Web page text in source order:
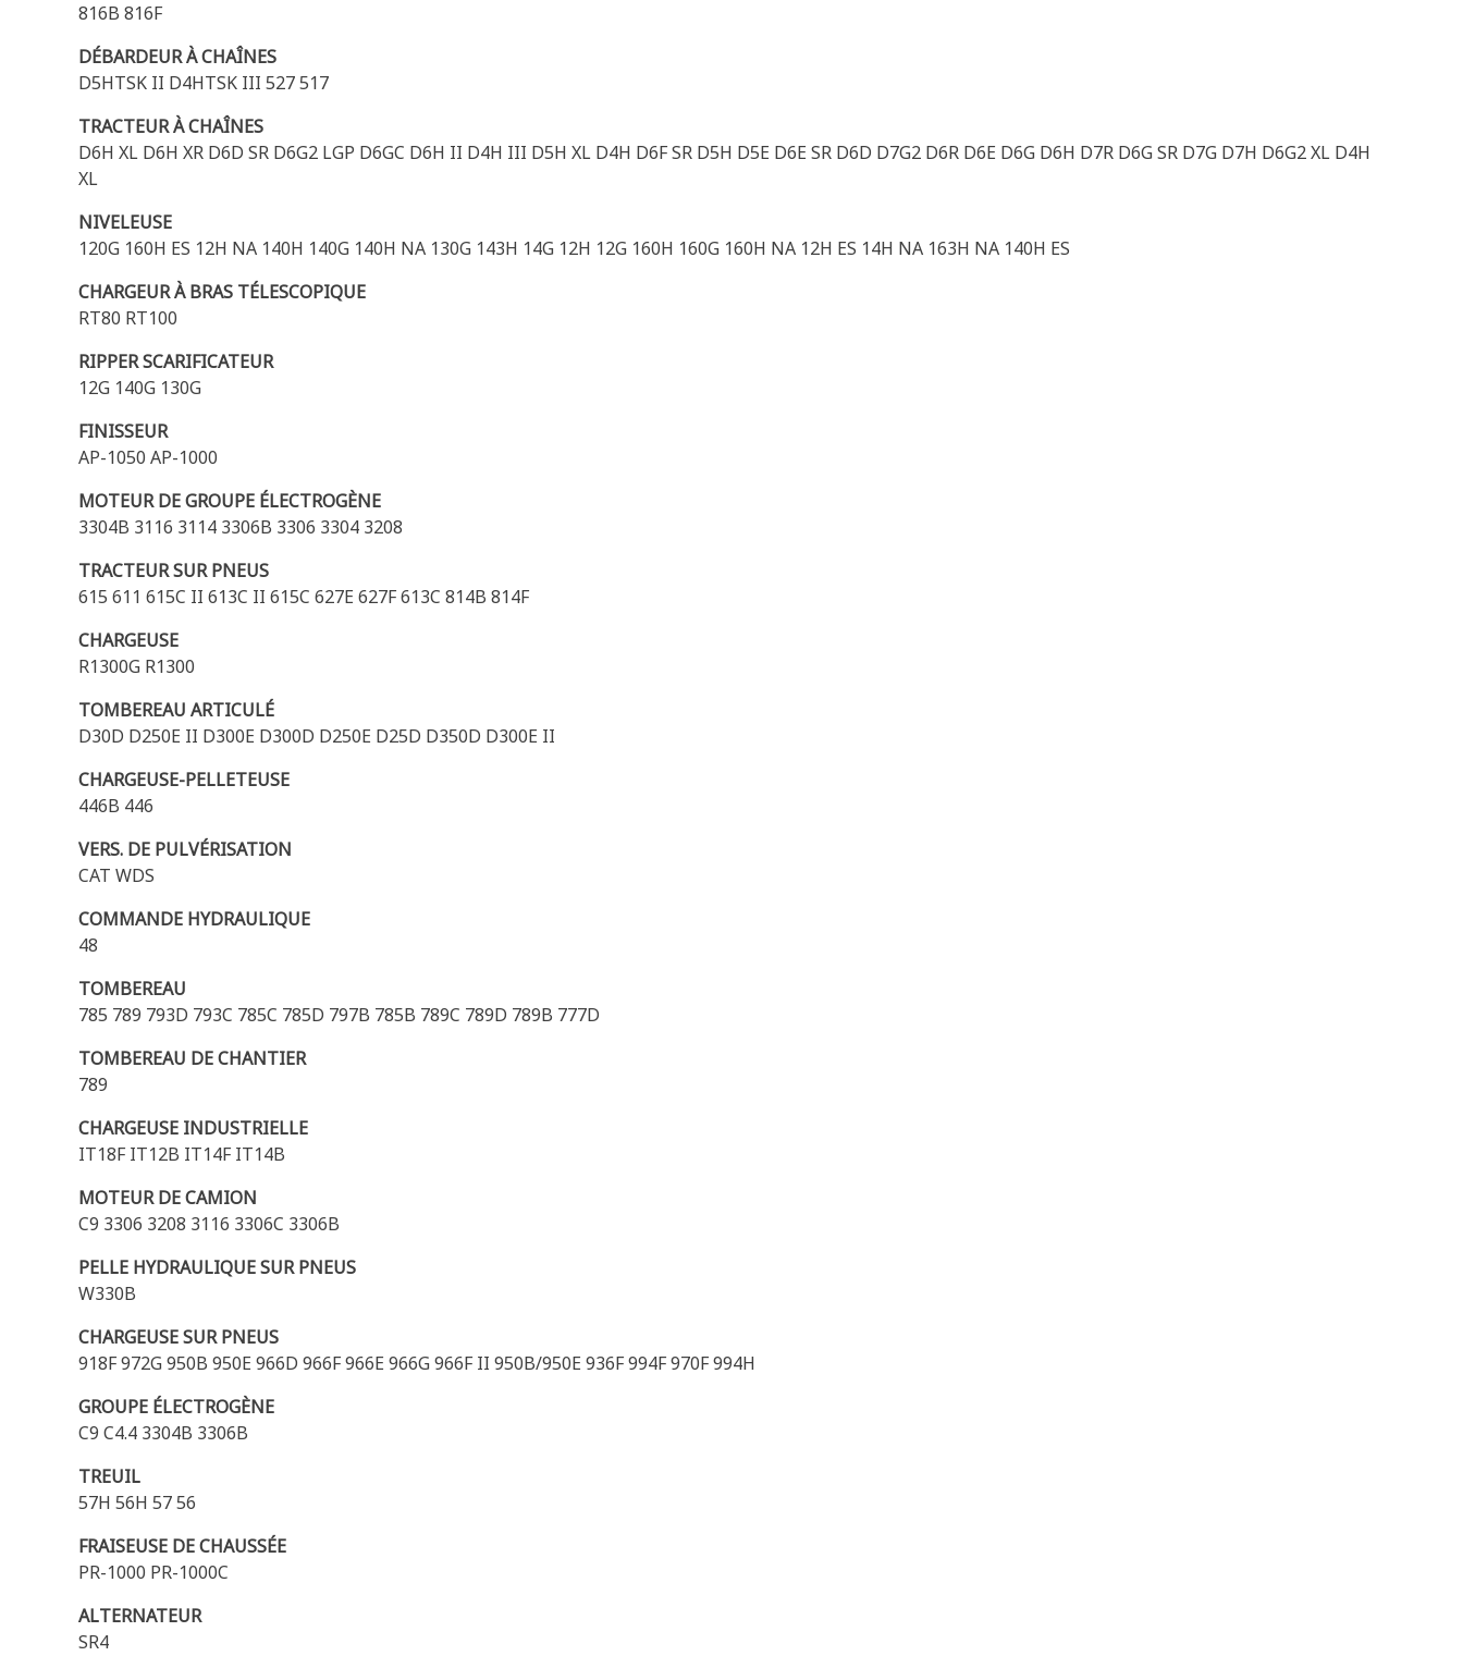
816B 816F
DÉBARDEUR À CHAÎNES
D5HTSK II D4HTSK III 527 517
TRACTEUR À CHAÎNES
D6H XL D6H XR D6D SR D6G2 LGP D6GC D6H II D4H III D5H XL D4H D6F SR D5H D5E D6E SR D6D D7G2 D6R D6E D6G D6H D7R D6G SR D7G D7H D6G2 XL D4H
XL
NIVELEUSE
120G 160H ES 12H NA 140H 140G 140H NA 130G 143H 14G 12H 12G 160H 160G 160H NA 12H ES 14H NA 163H NA 140H ES
CHARGEUR À BRAS TÉLESCOPIQUE
RT80 RT100
RIPPER SCARIFICATEUR
12G 140G 130G
FINISSEUR
AP-1050 AP-1000
MOTEUR DE GROUPE ÉLECTROGÈNE
3304B 3116 3114 3306B 3306 3304 3208
TRACTEUR SUR PNEUS
615 611 615C II 613C II 615C 627E 627F 613C 814B 814F
CHARGEUSE
R1300G R1300
TOMBEREAU ARTICULÉ
D30D D250E II D300E D300D D250E D25D D350D D300E II
CHARGEUSE-PELLETEUSE
446B 446
VERS. DE PULVÉRISATION
CAT WDS
COMMANDE HYDRAULIQUE
48
TOMBEREAU
785 789 793D 793C 785C 785D 797B 785B 789C 789D 789B 777D
TOMBEREAU DE CHANTIER
789
CHARGEUSE INDUSTRIELLE
IT18F IT12B IT14F IT14B
MOTEUR DE CAMION
C9 3306 3208 3116 3306C 3306B
PELLE HYDRAULIQUE SUR PNEUS
W330B
CHARGEUSE SUR PNEUS
918F 972G 950B 950E 966D 966F 966E 966G 966F II 950B/950E 936F 994F 970F 994H
GROUPE ÉLECTROGÈNE
C9 C4.4 3304B 3306B
TREUIL
57H 56H 57 56
FRAISEUSE DE CHAUSSÉE
PR-1000 PR-1000C
ALTERNATEUR
SR4